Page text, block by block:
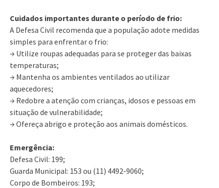
Cuidados importantes durante o período de frio:
A Defesa Civil recomenda que a população adote medidas
simples para enfrentar o frio:
→ Utilize roupas adequadas para se proteger das baixas
temperaturas;
→ Mantenha os ambientes ventilados ao utilizar
aquecedores;
→ Redobre a atenção com crianças, idosos e pessoas em
situação de vulnerabilidade;
→ Ofereça abrigo e proteção aos animais domésticos.
Emergência:
Defesa Civil: 199;
Guarda Municipal: 153 ou (11) 4492-9060;
Corpo de Bombeiros: 193;